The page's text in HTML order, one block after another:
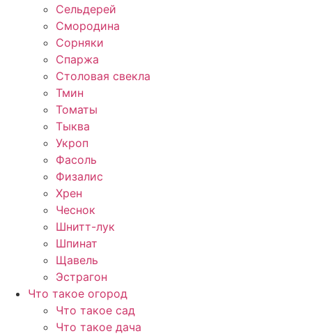
Сельдерей
Смородина
Сорняки
Спаржа
Столовая свекла
Тмин
Томаты
Тыква
Укроп
Фасоль
Физалис
Хрен
Чеснок
Шнитт-лук
Шпинат
Щавель
Эстрагон
Что такое огород
Что такое сад
Что такое дача